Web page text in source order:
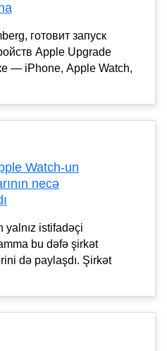
готовит запуск
Apple Upgrade
— iPhone, Apple Watch,
Watch-un
necə
yalnız istifadəçi
bu dəfə şirkət
də paylaşdı. Şirkət